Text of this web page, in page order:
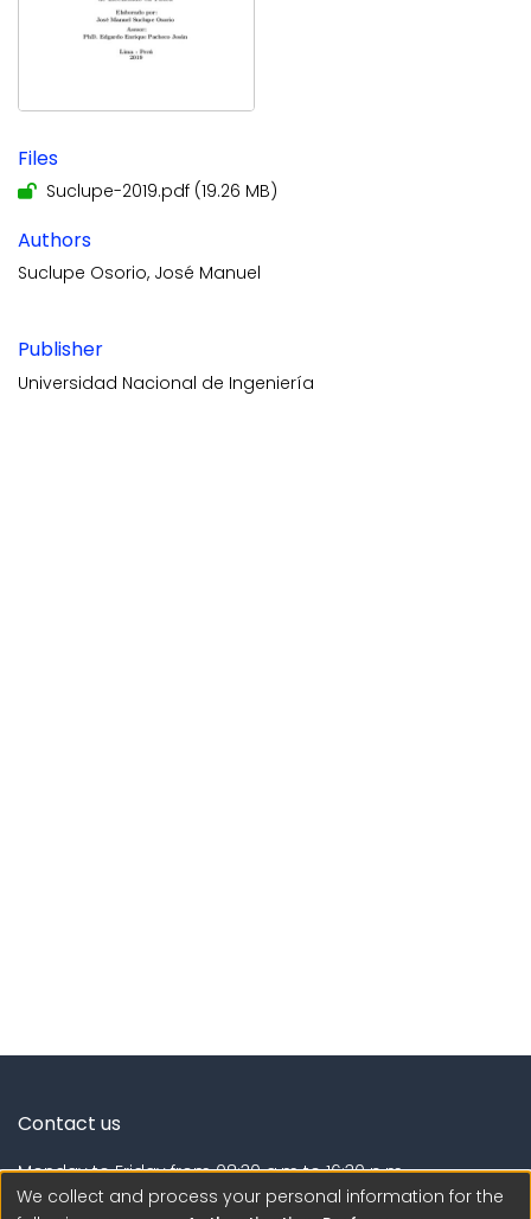
Files
Suclupe-2019.pdf (19.26 MB)
Authors
Suclupe Osorio, José Manuel
Publisher
Universidad Nacional de Ingeniería
Contact us
Monday to Friday from 08:30 a.m to 16:30 p.m.
Calle Calatrava N° 216 , Urb. Camino Real - La Molina -
We collect and process your personal information for the